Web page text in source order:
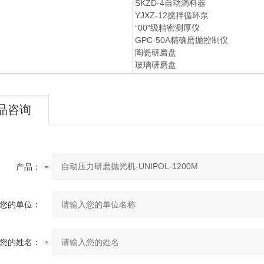
SKZD-4自动滴料器
YJXZ-12搅拌循环泵
“00"级精密测厚仪
GPC-50A精确磨抛控制仪
陶瓷研磨盘
玻璃研磨盘
咨询
产品：
您的单位：
您的姓名：